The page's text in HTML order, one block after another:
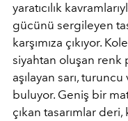
yaratıcılık
gücünü sergileyen
karşımıza çıkıyor.
siyahtan oluşan renk
aşılayan sarı,
buluyor. Geniş bir
çıkan tasarımlar